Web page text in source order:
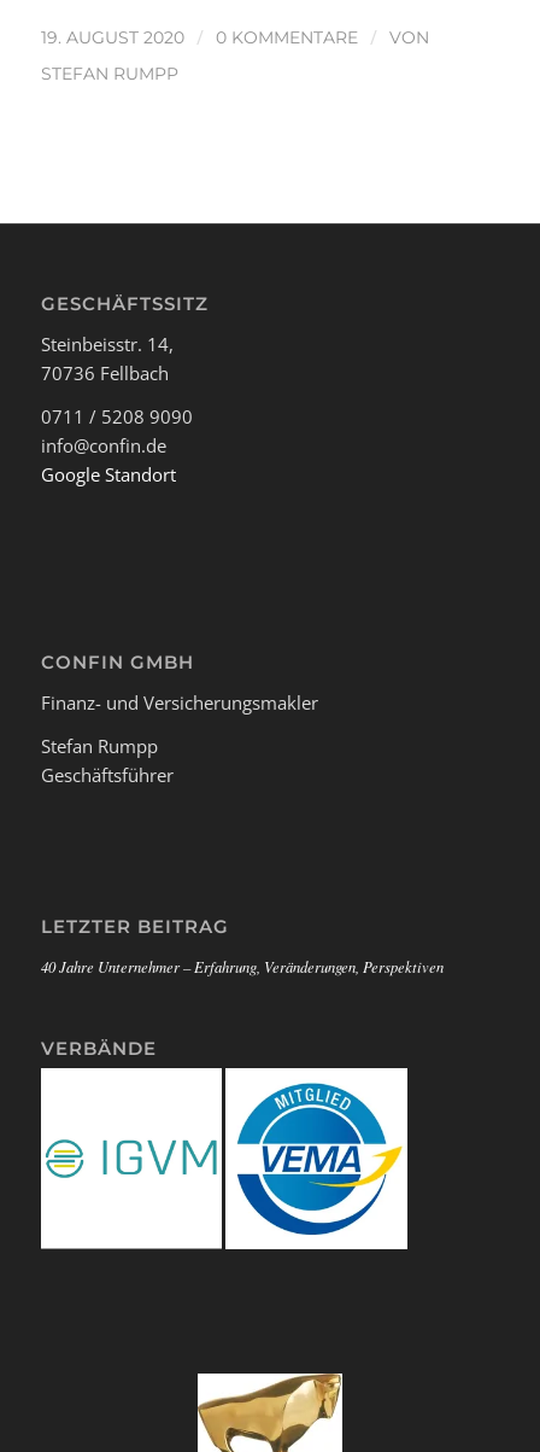
19. AUGUST 2020 / 0 KOMMENTARE /
VON
STEFAN RUMPP
GESCHÄFTSSITZ
Steinbeisstr. 14,
70736 Fellbach
0711 / 5208 9090
info@confin.de
Google Standort
CONFIN GMBH
Finanz- und Versicherungsmakler
Stefan Rumpp
Geschäftsführer
LETZTER BEITRAG
40 Jahre Unternehmer – Erfahrung, Veränderungen, Perspektiven
VERBÄNDE